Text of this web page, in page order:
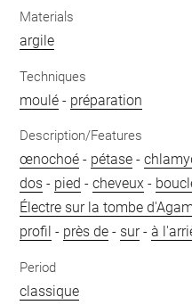
Materials
argile
Techniques
moulé - préparation
Description/Features
œnochoé - pétase -
dos - pied -cheveux -
Électre sur la tombe
profil - près de - sur-à
Period
classique